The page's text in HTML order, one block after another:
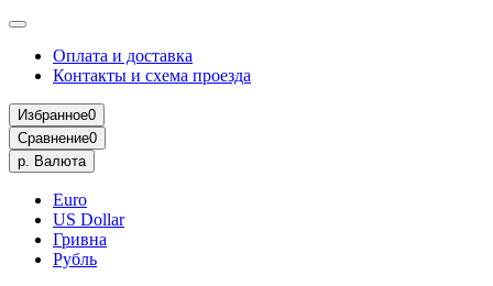
Оплата и доставка
Контакты и схема проезда
Избранное0
Сравнение0
р. Валюта
Euro
US Dollar
Гривна
Рубль